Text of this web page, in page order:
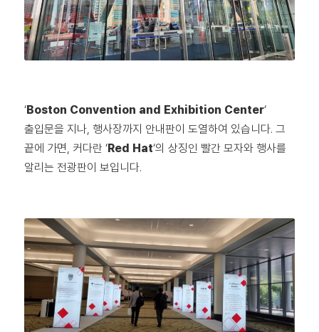
‘Boston Convention and Exhibition Center‘
출입문을 지나, 행사장까지 안내판이 도열하여 있습니다. 그
끝에 가면, 커다란 ‘Red Hat‘의 상징인 빨간 모자와 행사를
알리는 전광판이 보입니다.